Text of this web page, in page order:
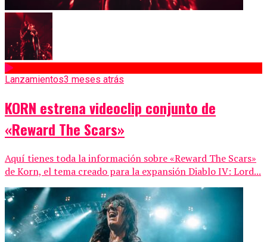
Lanzamientos3 meses atrás
KORN estrena videoclip conjunto de
«Reward The Scars»
Aquí tienes toda la información sobre «Reward The Scars»
de Korn, el tema creado para la expansión Diablo IV: Lord...